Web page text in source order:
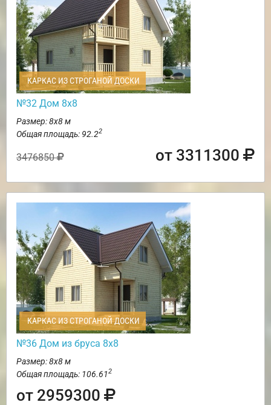
КАРКАС ИЗ СТРОГАНОЙ ДОСКИ
№32 Дом 8х8
Размер: 8х8 м
Общая площадь: 92.22
3476850 от 3311300
КАРКАС ИЗ СТРОГАНОЙ ДОСКИ
№36 Дом из бруса 8х8
Размер: 8х8 м
Общая площадь: 106.612
от 2959300